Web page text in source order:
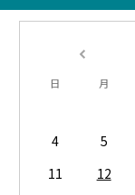
日 月
4
5
11
12